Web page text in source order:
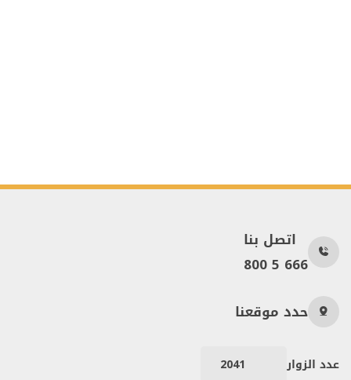
اتصل بنا
800 5 666
حدد موقعنا
عدد الزوار 2041